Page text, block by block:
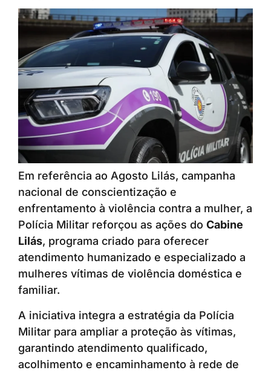
Em referência ao Agosto Lilás, campanha
nacional de conscientização e
enfrentamento à violência contra a mulher, a
Polícia Militar reforçou as ações do Cabine
Lilás, programa criado para oferecer
atendimento humanizado e especializado a
mulheres vítimas de violência doméstica e
familiar.
A iniciativa integra a estratégia da Polícia
Militar para ampliar a proteção às vítimas,
garantindo atendimento qualificado,
acolhimento e encaminhamento à rede de